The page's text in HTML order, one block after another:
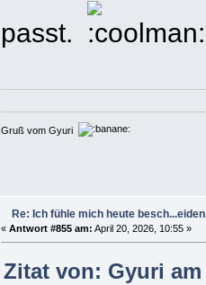
passt.
Gruß vom Gyuri
Re: Ich fühle mich heute
« Antwort #855 am: April 20, 2026, 10:55 »
Zitat von: Gyuri am